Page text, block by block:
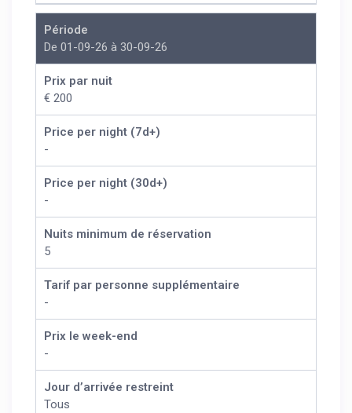
Période
De 01-09-26 à 30-09-26
Prix par nuit
€ 200
Price per night (7d+)
-
Price per night (30d+)
-
Nuits minimum de réservation
5
Tarif par personne supplémentaire
-
Prix le week-end
-
Jour d’arrivée restreint
Tous